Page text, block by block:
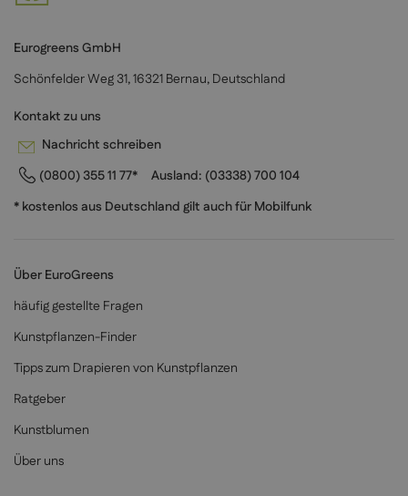
Eurogreens GmbH
Schönfelder Weg 31, 16321 Bernau, Deutschland
Kontakt zu uns
Nachricht schreiben
(0800) 355 11 77*
Ausland: (03338) 700 104
* kostenlos aus Deutschland gilt auch für Mobilfunk
Über EuroGreens
häufig gestellte Fragen
Kunstpflanzen-Finder
Tipps zum Drapieren von Kunstpflanzen
Ratgeber
Kunstblumen
Über uns